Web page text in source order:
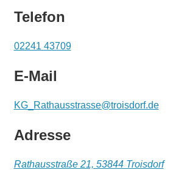
Telefon
02241 43709
E-Mail
KG_Rathausstrasse@troisdorf.de
Adresse
Rathausstraße 21, 53844 Troisdorf